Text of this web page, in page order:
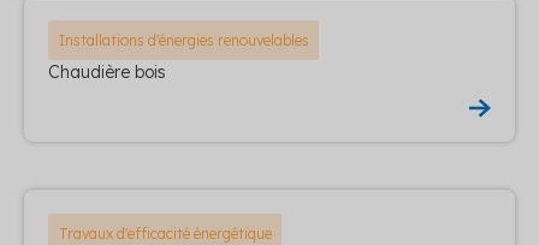
Installations d'énergies renouvelables
Chaudière bois
Travaux d'efficacité énergétique